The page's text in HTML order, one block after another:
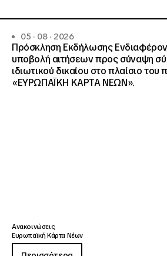
05 · 08 · 2026
Πρόσκληση Εκδήλωσης
υποβολή αιτήσεων προς σύναψη
ιδιωτικού δικαίου στο πλαίσιο
«ΕΥΡΩΠΑΪΚΗ ΚΑΡΤΑ ΝΕΩΝ».
Ανακοινώσεις
Ευρωπαϊκή Κάρτα Νέων